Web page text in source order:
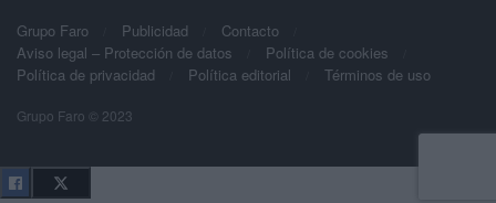
Grupo Faro Publicidad
Contacto
Aviso legal – Protección de datos
Política de cookies
Política de privacidad
Política editorial Términos de uso
Grupo Faro © 2023